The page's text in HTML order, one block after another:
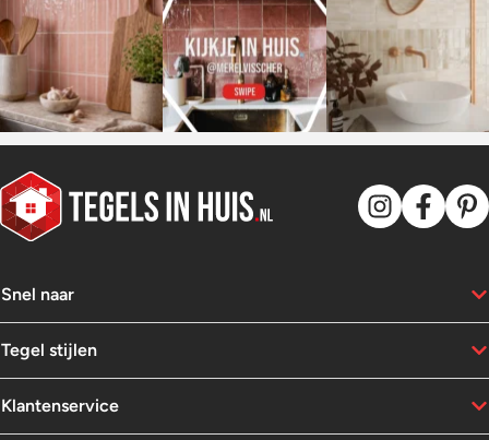
Snel naar
Tegel stijlen
Klantenservice